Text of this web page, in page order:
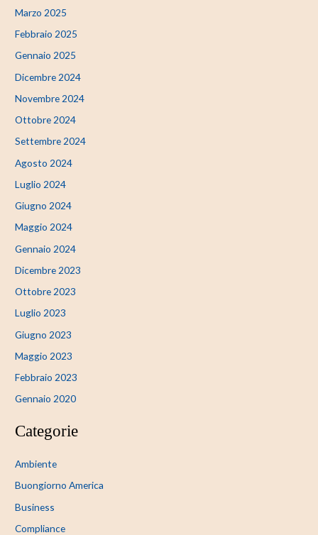
Marzo 2025
Febbraio 2025
Gennaio 2025
Dicembre 2024
Novembre 2024
Ottobre 2024
Settembre 2024
Agosto 2024
Luglio 2024
Giugno 2024
Maggio 2024
Gennaio 2024
Dicembre 2023
Ottobre 2023
Luglio 2023
Giugno 2023
Maggio 2023
Febbraio 2023
Gennaio 2020
Categorie
Ambiente
Buongiorno America
Business
Compliance